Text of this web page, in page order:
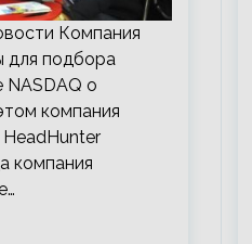
Компания
для подбора
о
компания
компания